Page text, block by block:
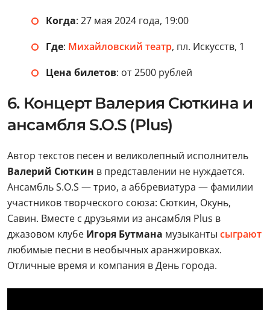
Когда: 27 мая 2024 года, 19:00
Где: Михайловский театр, пл. Искусств, 1
Цена билетов: от 2500 рублей
6. Концерт Валерия Сюткина и
ансамбля S.O.S (Plus)
Автор текстов песен и великолепный исполнитель
Валерий Сюткин в представлении не нуждается.
Ансамбль S.O.S — трио, а аббревиатура — фамилии
участников творческого союза: Сюткин, Окунь,
Савин. Вместе с друзьями из ансамбля Plus в
джазовом клубе Игоря Бутмана музыканты сыграют
любимые песни в необычных аранжировках.
Отличные время и компания в День города.